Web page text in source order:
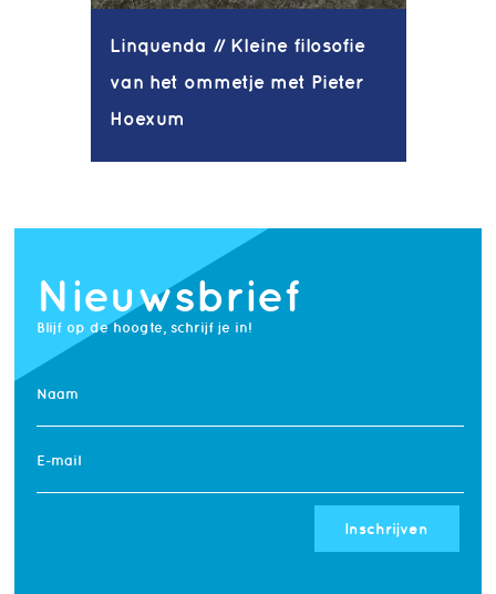
Linquenda // Kleine filosofie
van het ommetje met Pieter
Hoexum
Nieuwsbrief
Blijf op de hoogte, schrijf je in!
Naam
E-mail
Inschrijven